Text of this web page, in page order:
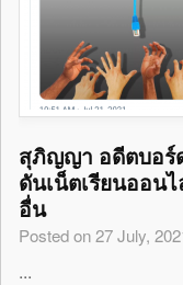
สุภิญญา อดีตบอร์
ดันเน็ตเรียนออน
อื่น
Posted on 27 July,
...